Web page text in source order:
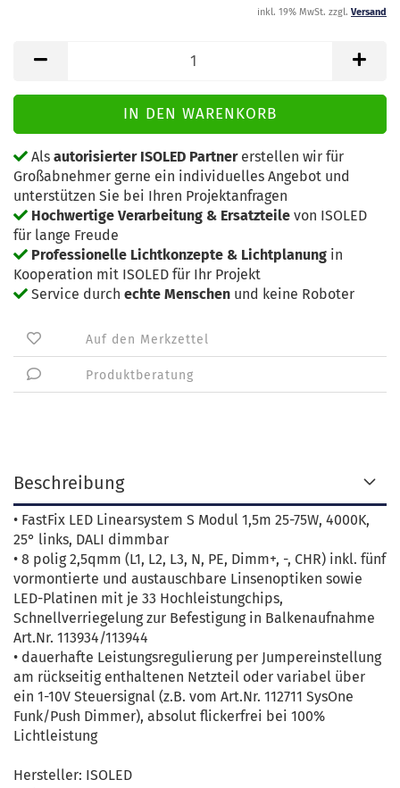
inkl. 19% MwSt. zzgl. Versand
Als autorisierter ISOLED Partnererstellen wir für
Großabnehmer gerne ein individuelles Angebot und
unterstützen Sie bei Ihren Projektanfragen
Hochwertige Verarbeitung & Ersatzteile von ISOLED
für lange Freude
Professionelle Lichtkonzepte & Lichtplanung in
Kooperation mit ISOLED für Ihr Projekt
Service durch echte Menschen und keine Roboter
Auf den Merkzettel
Produktberatung
Beschreibung
• FastFix LED Linearsystem S Modul 1,5m 25-75W, 4000K,
25° links, DALI dimmbar
• 8 polig 2,5qmm (L1, L2, L3, N, PE, Dimm+, -, CHR) inkl. fünf
vormontierte und austauschbare Linsenoptiken sowie
LED-Platinen mit je 33 Hochleistungchips,
Schnellverriegelung zur Befestigung in Balkenaufnahme
Art.Nr. 113934/113944
• dauerhafte Leistungsregulierung per Jumpereinstellung
am rückseitig enthaltenen Netzteil oder variabel über
ein 1-10V Steuersignal (z.B. vom Art.Nr. 112711 SysOne
Funk/Push Dimmer), absolut flickerfrei bei 100%
Lichtleistung
Hersteller: ISOLED